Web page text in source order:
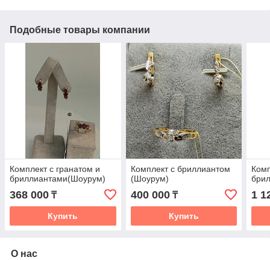
Подобные товары компании
Комплект с гранатом и
бриллиантами(Шоурум)
368 000 ₸
Купить
Комплект с бриллиантом
(Шоурум)
400 000₸
Купить
1
О нас